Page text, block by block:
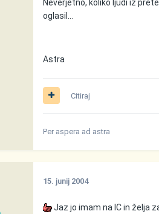
Neverjetno, koliko ljudi iz
oglasil...
Astra
Citiraj
Per aspera ad astra
15. junij 2004
Jaz jo imam na IC in želja